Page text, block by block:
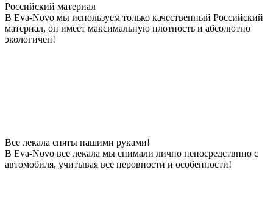
Российский материал
В Eva-Novo мы используем только качественный Российский
материал, он имеет максимальную плотность и абсолютно
экологичен!
Все лекала сняты нашими руками!
В Eva-Novo все лекала мы снимали лично непосредствнно с
автомобиля, учитывая все неровности и особенности!